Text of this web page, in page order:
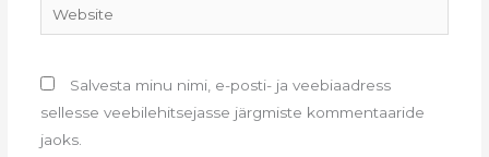
Website
Salvesta minu nimi, e-posti- ja veebiaadress
sellesse veebilehitsejasse järgmiste kommentaaride
jaoks.